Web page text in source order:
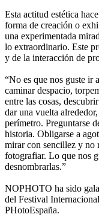
Esta actitud estética
forma de creación o
una experimentada
lo extraordinario. Este
y de la interacción de
“No es que nos guste ir
caminar despacio,
entre las cosas,
dar una vuelta
perímetro. Preguntarse
historia. Obligarse a
mirar con sencillez y no
fotografiar. Lo que nos
desnombrarlas.”
NOPHOTO ha sido
del Festival
PHotoEspaña.